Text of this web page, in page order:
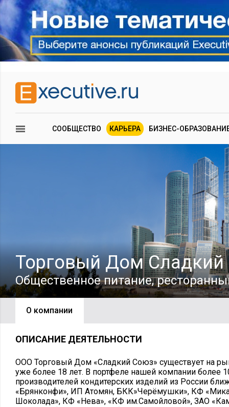
СООБЩЕСТВО КАРЬЕРА БИЗНЕС-
Торговый Дом
Общественное питание,
О компании
ОПИСАНИЕ ДЕЯТЕЛЬНОСТИ
ООО Торговый Дом «Сладкий Союз» существует на
уже более 18 лет. В портфеле нашей компании более
производителей кондитерских изделий из России
«Брянконфи», ИП Атомян, БКК»Черёмушки», КФ
Шоколада», КФ «Нева», «КФ им.Самойловой», ЗАО